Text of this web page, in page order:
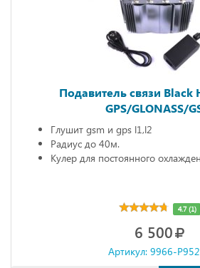
Подавитель связи Black
GPS/GLONASS/
Глушит gsm и gps l1,l2
Радиус до 40м.
Кулер для постоянного
4.7 (1)
6 500
Артикул: 9966-